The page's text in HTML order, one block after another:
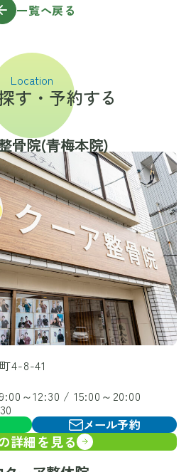
一覧へ戻る
Location
す・予約する
骨院(⻘梅本院)
4-8-41
～12:30 / 15:00～20:00
メール予約
詳細を見る